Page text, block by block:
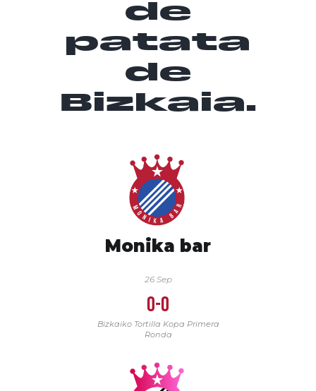
de
patata
de
Bizkaia.
Monika bar
26 Sep
0-0
Bizkaiko Tortilla Kopa Primera
Ronda